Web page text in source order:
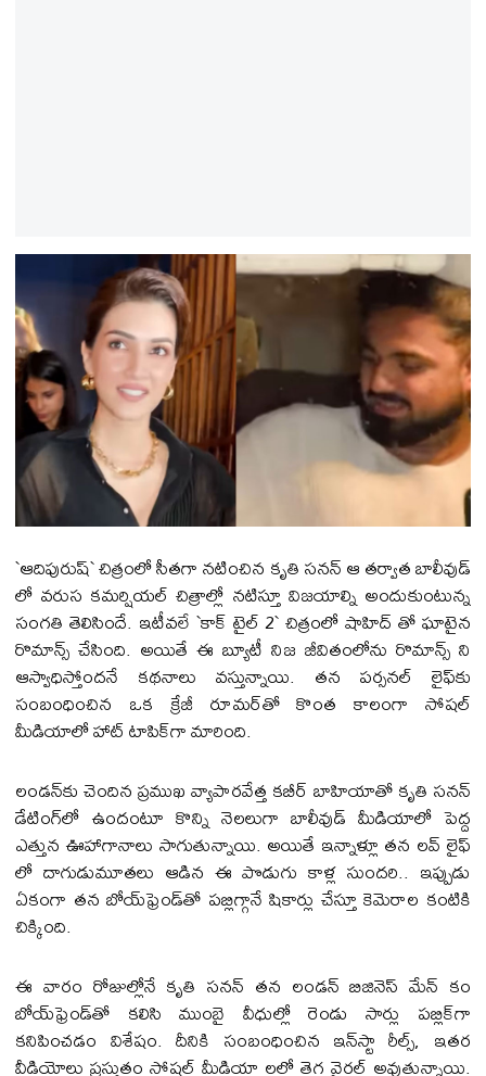
`ఆదిపురుష్` చిత్రంలో సీతగా నటించిన కృతి సనన్ ఆ త‌ర్వాత‌ బాలీవుడ్
లో వ‌రుస క‌మ‌ర్షియ‌ల్ చిత్రాల్లో న‌టిస్తూ విజ‌యాల్ని అందుకుంటున్న‌
సంగ‌తి తెలిసిందే. ఇటీవ‌లే `కాక్ టైల్ 2` చిత్రంలో షాహిద్ తో ఘాటైన
రొమాన్స్ చేసింది. అయితే ఈ బ్యూటీ నిజ జీవితంలోను రొమాన్స్ ని
ఆస్వాధిస్తోంద‌నే క‌థ‌నాలు వ‌స్తున్నాయి. తన పర్సనల్ లైఫ్‌కు
సంబంధించిన ఒక క్రేజీ రూమర్‌తో కొంత కాలంగా సోషల్
మీడియాలో హాట్ టాపిక్‌గా మారింది.
లండన్‌కు చెందిన ప్రముఖ వ్యాపారవేత్త కబీర్ బాహియాతో కృతి సనన్
డేటింగ్‌లో ఉందంటూ కొన్ని నెలలుగా బాలీవుడ్ మీడియాలో పెద్ద
ఎత్తున ఊహాగానాలు సాగుతున్నాయి. అయితే ఇన్నాళ్లూ తన లవ్ లైఫ్
లో దాగుడుమూతలు ఆడిన ఈ పొడుగు కాళ్ల సుందరి.. ఇప్పుడు
ఏకంగా తన బోయ్‌ఫ్రెండ్‌తో పబ్లిగ్గానే షికార్లు చేస్తూ కెమెరాల కంటికి
చిక్కింది.
ఈ వారం రోజుల్లోనే కృతి సనన్ తన లండన్ బిజినెస్ మేన్ కం
బోయ్‌ఫ్రెండ్‌తో కలిసి ముంబై వీధుల్లో రెండు సార్లు పబ్లిక్‌గా
కనిపించడం విశేషం. దీనికి సంబంధించిన ఇన్‌స్టా రీల్స్, ఇత‌ర
వీడియోలు ప్రస్తుతం సోషల్ మీడియా ల‌లో తెగ వైరల్ అవుతున్నాయి.